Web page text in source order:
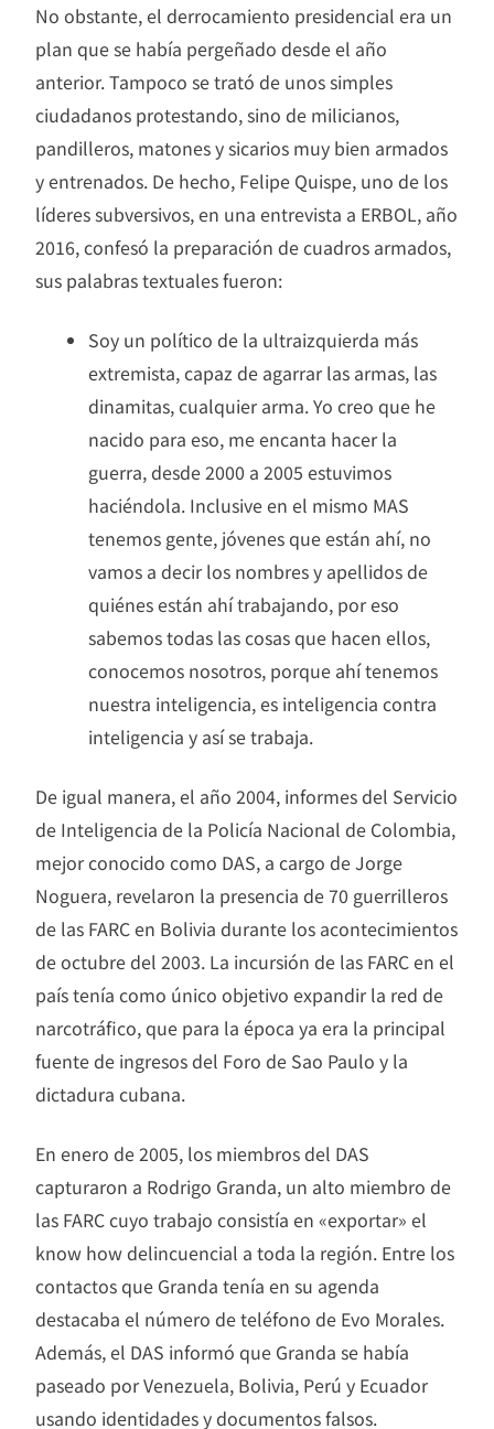
No obstante, el derrocamiento presidencial era un
plan que se había pergeñado desde el año
anterior. Tampoco se trató de unos simples
ciudadanos protestando, sino de milicianos,
pandilleros, matones y sicarios muy bien armados
y entrenados. De hecho, Felipe Quispe, uno de los
líderes subversivos, en una entrevista a ERBOL, año
2016, confesó la preparación de cuadros armados,
sus palabras textuales fueron:
Soy un político de la ultraizquierda más
extremista, capaz de agarrar las armas, las
dinamitas, cualquier arma. Yo creo que he
nacido para eso, me encanta hacer la
guerra, desde 2000 a 2005 estuvimos
haciéndola. Inclusive en el mismo MAS
tenemos gente, jóvenes que están ahí, no
vamos a decir los nombres y apellidos de
quiénes están ahí trabajando, por eso
sabemos todas las cosas que hacen ellos,
conocemos nosotros, porque ahí tenemos
nuestra inteligencia, es inteligencia contra
inteligencia y así se trabaja.
De igual manera, el año 2004, informes del Servicio
de Inteligencia de la Policía Nacional de Colombia,
mejor conocido como DAS, a cargo de Jorge
Noguera, revelaron la presencia de 70 guerrilleros
de las FARC en Bolivia durante los acontecimientos
de octubre del 2003. La incursión de las FARC en el
país tenía como único objetivo expandir la red de
narcotráfico, que para la época ya era la principal
fuente de ingresos del Foro de Sao Paulo y la
dictadura cubana.
En enero de 2005, los miembros del DAS
capturaron a Rodrigo Granda, un alto miembro de
las FARC cuyo trabajo consistía en «exportar» el
know how delincuencial a toda la región. Entre los
contactos que Granda tenía en su agenda
destacaba el número de teléfono de Evo Morales.
Además, el DAS informó que Granda se había
paseado por Venezuela, Bolivia, Perú y Ecuador
usando identidades y documentos falsos.